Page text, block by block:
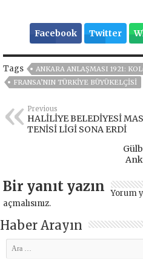
Facebook Twitter
Tags ANKARA ANLAŞMASI 1921:
FRANSA’NIN TÜRKIYE BÜYÜKELÇISI
Previous
HALİLİYE BELEDİYESİ
TENİSİ LİGİ SONA ERDİ
Bir yanıt yazın Yorum
açmalısınız.
Haber Arayın